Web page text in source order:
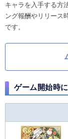
キャラを入手する方
ング報酬やリリース
です。
ゲーム開始時